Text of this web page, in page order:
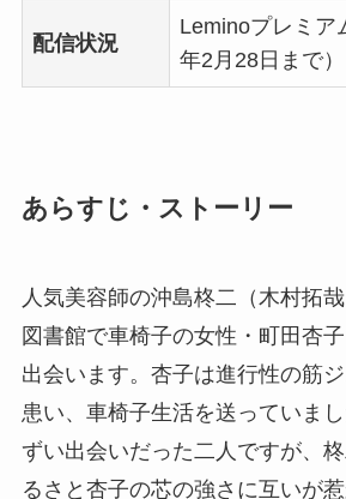
配信状況
Leminoプレミア
年2月28日まで）
あらすじ・ストーリー
人気美容師の沖島柊二（木村拓哉
図書館で車椅子の女性・町田杏
出会います。杏子は進行性の筋
患い、車椅子生活を送っていま
ずい出会いだった二人ですが、
るさと杏子の芯の強さに互いが